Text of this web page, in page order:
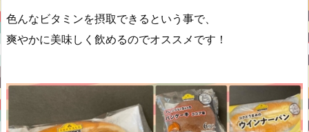
色んなビタミンを摂取できるという事で、
爽やかに美味しく飲めるのでオススメです！